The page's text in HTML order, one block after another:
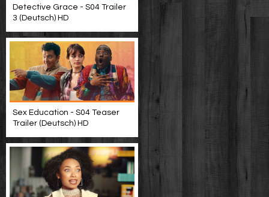
Detective Grace - S04 Trailer
3 (Deutsch) HD
Sex Education - S04 Teaser
Trailer (Deutsch) HD